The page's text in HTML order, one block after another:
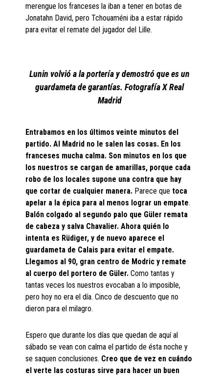
merengue los franceses la iban a tener en botas de
Jonatahn David, pero Tchouaméni iba a estar rápido
para evitar el remate del jugador del Lille.
Lunin volvió a la portería y demostró que es un
guardameta de garantías. Fotografía X Real
Madrid
Entrabamos en los últimos veinte minutos del
partido. Al Madrid no le salen las cosas. En los
franceses mucha calma. Son minutos en los que
los nuestros se cargan de amarillas, porque cada
robo de los locales supone una contra que hay
que cortar de cualquier manera. Parece que toca
apelar a la épica para al menos lograr un empate.
Balón colgado al segundo palo que Güler remata
de cabeza y salva Chavalier. Ahora quién lo
intenta es Rüdiger, y de nuevo aparece el
guardameta de Calais para evitar el empate.
Llegamos al 90, gran centro de Modric y remate
al cuerpo del portero de Güler.Como tantas y
tantas veces los nuestros evocaban a lo imposible,
pero hoy no era el día. Cinco de descuento que no
dieron para el milagro.
Espero que durante los días que quedan de aquí al
sábado se vean con calma el partido de ésta noche y
se saquen conclusiones. Creo que de vez en cuándo
el verte las costuras sirve para hacer un buen